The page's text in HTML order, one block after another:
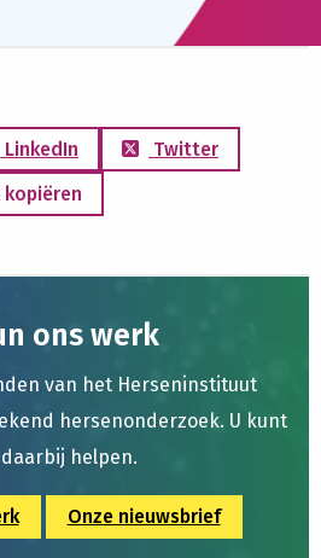
LinkedIn
Twitter
kopiëren
ons werk
van het Herseninstituut
hersenonderzoek. U kunt
helpen.
Onze nieuwsbrief